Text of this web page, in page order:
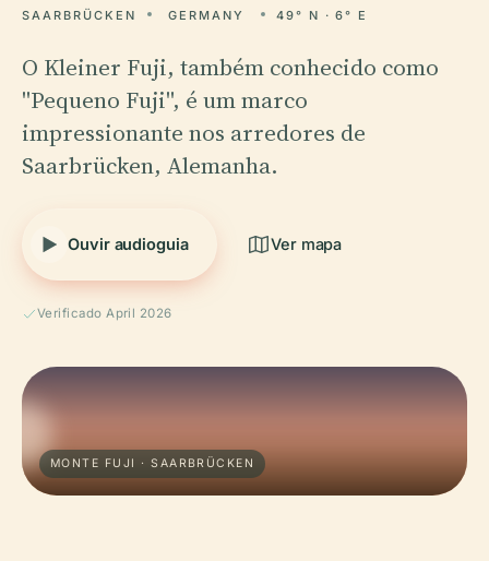
SAARBRÜCKEN GERMANY 49° N · 6° E
O Kleiner Fuji, também conhecido como
"Pequeno Fuji", é um marco
impressionante nos arredores de
Saarbrücken, Alemanha.
Ouvir audioguia Ver mapa
Verificado April 2026
MONTE FUJI · SAARBRÜCKEN